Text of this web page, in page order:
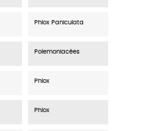
Phlox Paniculata
Polemoniacées
Phlox
Phlox